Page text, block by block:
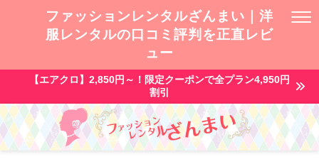
ファッションレンタルざんまい｜洋
服レンタルの口コミ評判を正直レビ
ュー
【エアクロ】2,850円～！限定クーポンで全プラン4,950円
割引